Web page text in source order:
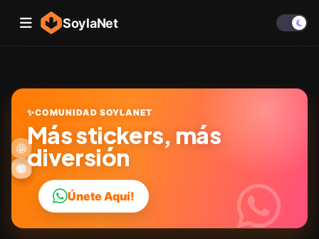
SoylaNet
✨COMUNIDAD SOYLANET
Más stickers, más
diversión
Únete Aquí!
😎
😂
🔥
💬
❤️
✨
🤩
😜